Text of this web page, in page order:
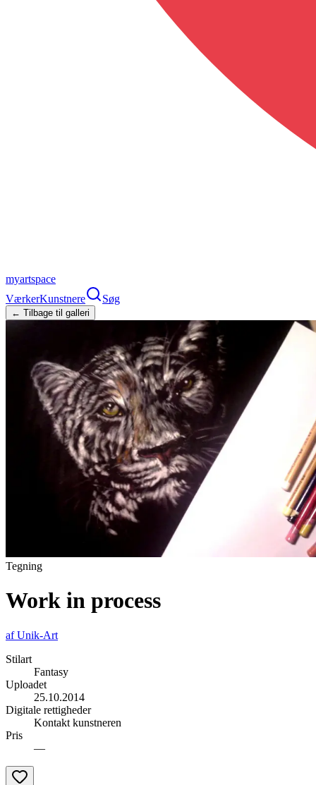
myartspace
VærkerKunstnere Søg
← Tilbage til galleri
Tegning
Work in process
afUnik-Art
Stilart
Fantasy
Uploadet
25.10.2014
Digitale rettigheder
Kontakt kunstneren
Pris
—